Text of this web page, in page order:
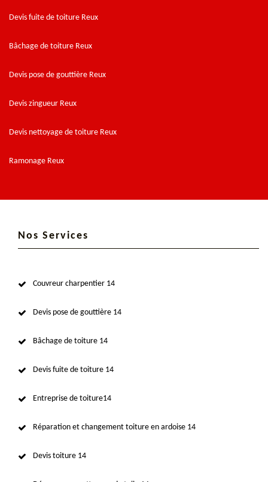
Devis fuite de toiture Reux
Bâchage de toiture Reux
Devis pose de gouttière Reux
Devis zingueur Reux
Devis nettoyage de toiture Reux
Ramonage Reux
Nos Services
Couvreur charpentier 14
Devis pose de gouttière 14
Bâchage de toiture 14
Devis fuite de toiture 14
Entreprise de toiture14
Réparation et changement toiture en ardoise 14
Devis toiture 14